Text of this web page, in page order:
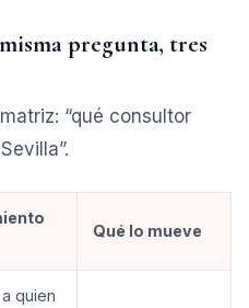
pregunta, tres
“qué consultor
Qué lo mueve
quien